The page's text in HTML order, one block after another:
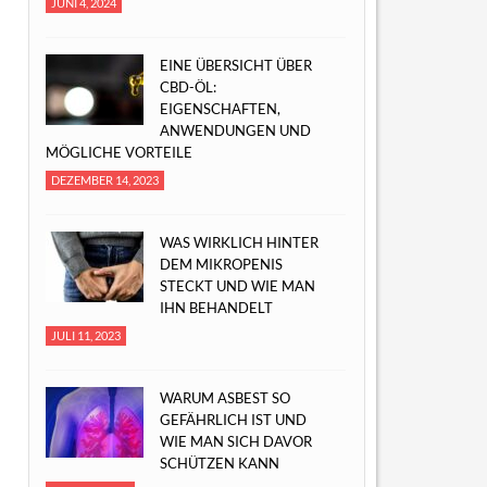
EINE ÜBERSICHT ÜBER
CBD-ÖL:
EIGENSCHAFTEN,
ANWENDUNGEN UND
MÖGLICHE VORTEILE
DEZEMBER 14, 2023
WAS WIRKLICH HINTER
DEM MIKROPENIS
STECKT UND WIE MAN
IHN BEHANDELT
JULI 11, 2023
WARUM ASBEST SO
GEFÄHRLICH IST UND
WIE MAN SICH DAVOR
SCHÜTZEN KANN